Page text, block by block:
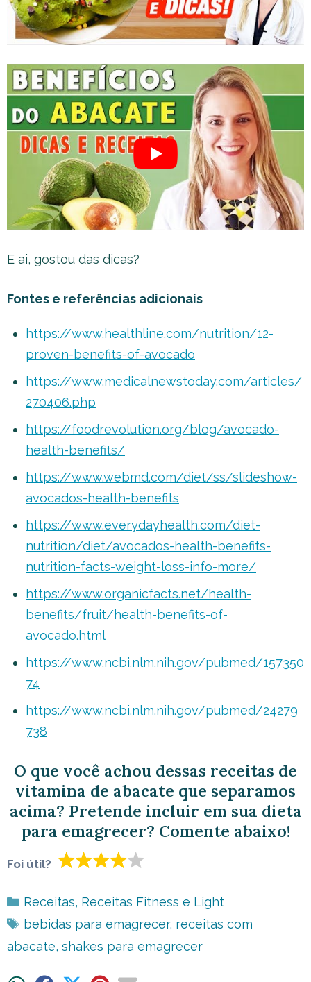
E ai, gostou das dicas?
Fontes e referências adicionais
https://www.healthline.com/nutrition/12-
proven-benefits-of-avocado
https://www.medicalnewstoday.com/articles/
270406.php
https://foodrevolution.org/blog/avocado-
health-benefits/
https://www.webmd.com/diet/ss/slideshow-
avocados-health-benefits
https://www.everydayhealth.com/diet-
nutrition/diet/avocados-health-benefits-
nutrition-facts-weight-loss-info-more/
https://www.organicfacts.net/health-
benefits/fruit/health-benefits-of-
avocado.html
https://www.ncbi.nlm.nih.gov/pubmed/157350
74
https://www.ncbi.nlm.nih.gov/pubmed/24279
738
O que você achou dessas receitas de
vitamina de abacate que separamos
acima? Pretende incluir em sua dieta
para emagrecer? Comente abaixo!
Foi útil?
Categorias
Receitas, Receitas Fitness e Light
Tags
bebidas para emagrecer, receitas com
abacate, shakes para emagrecer